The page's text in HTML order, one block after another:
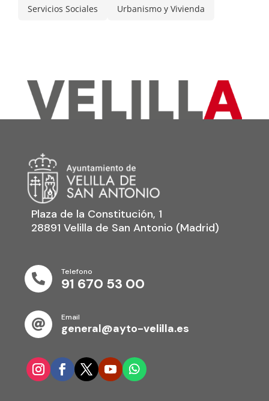
Servicios Sociales Urbanismo y Vivienda
Plaza de la Constitución, 1
28891 Velilla de San Antonio (Madrid)

Telefono
91 670 53 00

Email
general@ayto-velilla.es